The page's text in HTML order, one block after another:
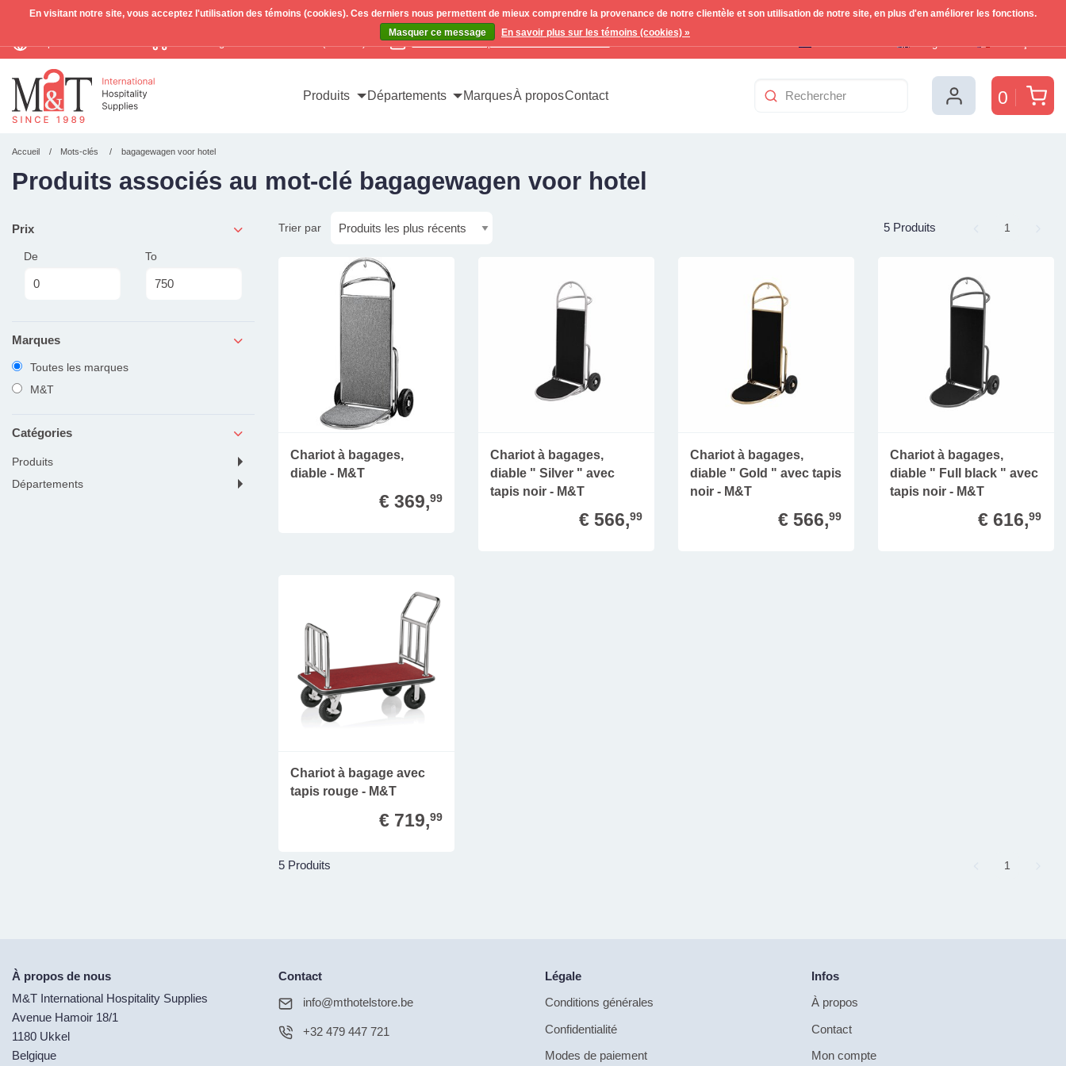
Contactez-nous pour toutes vos demandes
0
Produits Départements MarquesÀ proposContact
Accueil Mots-clés bagagewagen voor hotel
Produits associés au mot-clé bagagewagen voor hotel
Prix
De To
Marques
Toutes les marques
M&T
Catégories
produits
départements
5 Produits
Trier par Page
1
Chariot à bagages,
diable - M&T
€ 369,99
Chariot à bagages,
diable " Silver " avec
tapis noir - M&T
€ 566,99
Chariot à bagages,
diable " Gold " avec tapis
noir - M&T
€ 566,99
Chariot à bagages,
diable " Full black " avec
tapis noir - M&T
€ 616,99
Chariot à bagage avec
tapis rouge - M&T
€ 719,99
5 Produits Page
1
À propos de nous
M&T International Hospitality Supplies
Avenue Hamoir 18/1
1180 Ukkel
Belgique
Contact
info@mthotelstore.be
+32 479 447 721
Légale
Conditions générales
Confidentialité
Modes de paiement
Infos
À propos
Contact
Mon compte
En visitant notre site, vous acceptez l'utilisation des témoins (cookies). Ces derniers nous permettent de mieux comprendre la provenance de notre clientèle et son utilisation de notre site, en plus d'en améliorer les fonctions.
Masquer ce message
En savoir plus sur les témoins (cookies) »